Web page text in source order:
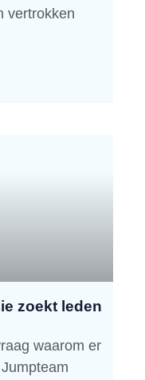
vertrokken
zoekt leden
waarom er